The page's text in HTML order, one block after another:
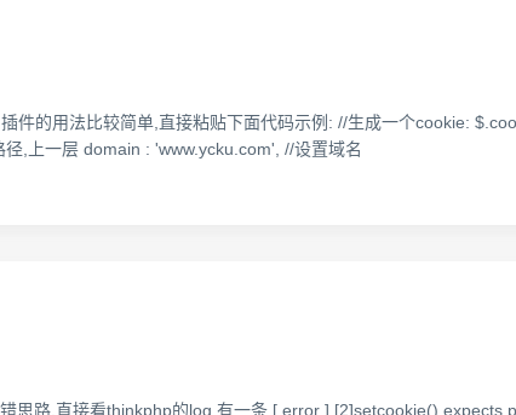
的用法比较简单,直接粘贴下面代码示例: //生成一个cookie:
,上一层 domain : 'www.ycku.com', //设置域名
思路,直接看thinkphp的log 有一条 [ error ] [2]setcookie() expects